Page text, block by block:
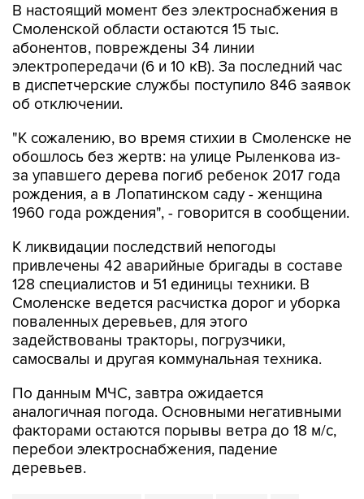
В настоящий момент без электроснабжения в
Смоленской области остаются 15 тыс.
абонентов, повреждены 34 линии
электропередачи (6 и 10 кВ). За последний час
в диспетчерские службы поступило 846 заявок
об отключении.
"К сожалению, во время стихии в Смоленске не
обошлось без жертв: на улице Рыленкова из-
за упавшего дерева погиб ребенок 2017 года
рождения, а в Лопатинском саду - женщина
1960 года рождения", - говорится в сообщении.
К ликвидации последствий непогоды
привлечены 42 аварийные бригады в составе
128 специалистов и 51 единицы техники. В
Смоленске ведется расчистка дорог и уборка
поваленных деревьев, для этого
задействованы тракторы, погрузчики,
самосвалы и другая коммунальная техника.
По данным МЧС, завтра ожидается
аналогичная погода. Основными негативными
факторами остаются порывы ветра до 18 м/с,
перебои электроснабжения, падение
деревьев.